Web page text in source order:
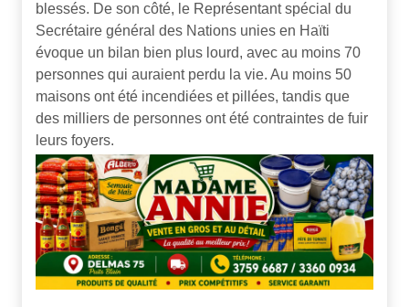
blessés. De son côté, le Représentant spécial du
Secrétaire général des Nations unies en Haïti
évoque un bilan bien plus lourd, avec au moins 70
personnes qui auraient perdu la vie. Au moins 50
maisons ont été incendiées et pillées, tandis que
des milliers de personnes ont été contraintes de fuir
leurs foyers.